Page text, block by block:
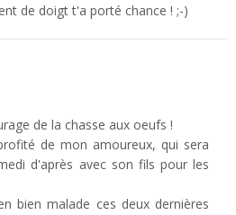
de doigt t'a porté chance ! ;-)
de la chasse aux oeufs !
de mon amoureux, qui sera
d'après avec son fils pour les
bien malade ces deux dernières